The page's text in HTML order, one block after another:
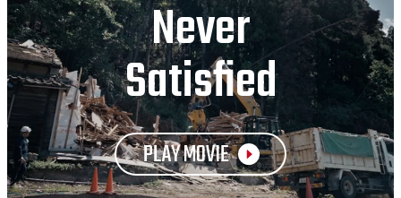
新着情報
ABOUT
ティーエヌエスについて
BRAND
ティーエヌエスブランド
COMPANY
足場仮設工事業
DEMOLITION
土木・解体事業
VEHICLE
国内車両販売事業
OVERSEAS
海外輸出事業
ENERGY
エネルギー事業
AdBlue®︎
Never
Satisfied
PLAY MOVIE